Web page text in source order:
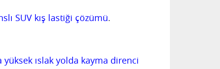
SUV kış lastiği çözümü.
ıslak yolda kayma direnci